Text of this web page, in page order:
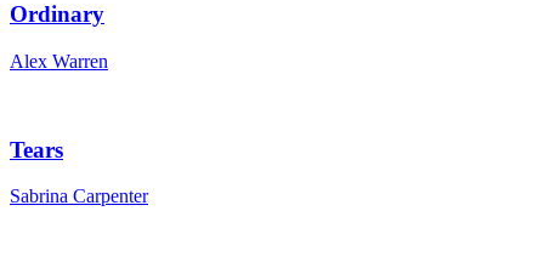
Ordinary
Alex Warren
Tears
Sabrina Carpenter